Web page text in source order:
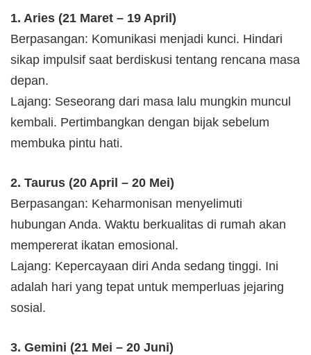
1. Aries (21 Maret – 19 April)
Berpasangan: Komunikasi menjadi kunci. Hindari
sikap impulsif saat berdiskusi tentang rencana masa
depan.
Lajang: Seseorang dari masa lalu mungkin muncul
kembali. Pertimbangkan dengan bijak sebelum
membuka pintu hati.
2. Taurus (20 April – 20 Mei)
Berpasangan: Keharmonisan menyelimuti
hubungan Anda. Waktu berkualitas di rumah akan
mempererat ikatan emosional.
Lajang: Kepercayaan diri Anda sedang tinggi. Ini
adalah hari yang tepat untuk memperluas jejaring
sosial.
3. Gemini (21 Mei – 20 Juni)